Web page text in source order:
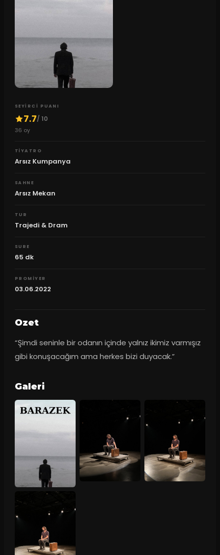
SEYIRCI PUANI
7.7/ 10
36 oy
TIYATRO
Arsız Kumpanya
SAHNE
Arsız Mekan
TUR
Trajedi & Dram
SURE
65 dk
PROMIYER
03.06.2022
Ozet
“Şimdi seninle bir odanın içinde yalnız ikimiz varmışız
gibi konuşacağım ama herkes bizi duyacak.”
Galeri